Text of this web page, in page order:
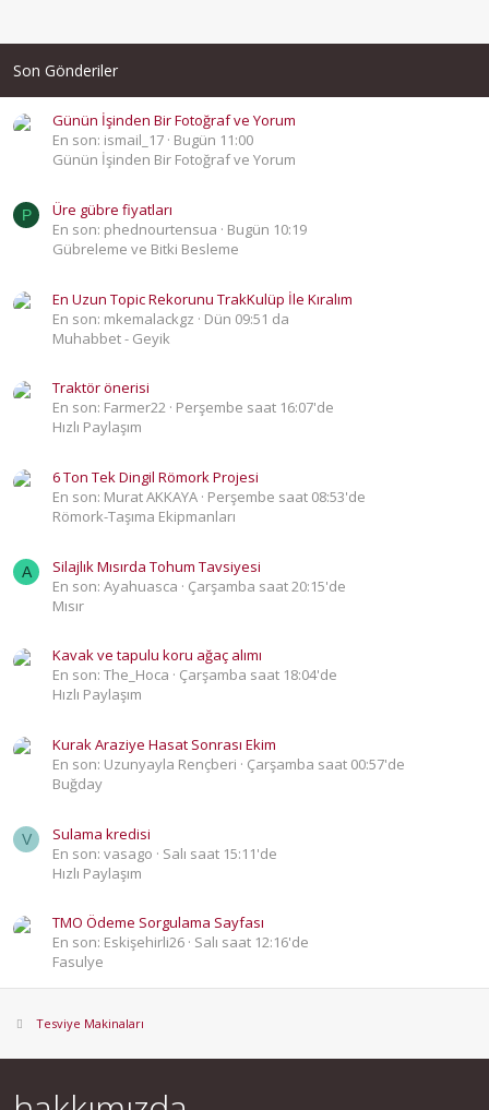
Son Gönderiler
Günün İşinden Bir Fotoğraf ve Yorum
En son: ismail_17 Bugün 11:00
Günün İşinden Bir Fotoğraf ve Yorum
P
Üre gübre fiyatları
En son: phednourtensua
Bugün 10:19
Gübreleme ve Bitki Besleme
En Uzun Topic Rekorunu TrakKulüp İle Kıralım
En son: mkemalackgz
Dün 09:51 da
Muhabbet - Geyik
Traktör önerisi
En son: Farmer22 Perşembe saat 16:07'de
Hızlı Paylaşım
6 Ton Tek Dingil Römork Projesi
En son: Murat AKKAYA Perşembe saat 08:53'de
Römork-Taşıma Ekipmanları
A
Silajlık Mısırda Tohum Tavsiyesi
En son: Ayahuasca
Çarşamba saat 20:15'de
Mısır
Kavak ve tapulu koru ağaç alımı
En son: The_Hoca
Çarşamba saat 18:04'de
Hızlı Paylaşım
Kurak Araziye Hasat Sonrası Ekim
En son: Uzunyayla Rençberi
Çarşamba saat 00:57'de
Buğday
V
Sulama kredisi
En son: vasago
Salı saat 15:11'de
Hızlı Paylaşım
TMO Ödeme Sorgulama Sayfası
En son: Eskişehirli26 Salı saat 12:16'de
Fasulye
Tesviye Makinaları